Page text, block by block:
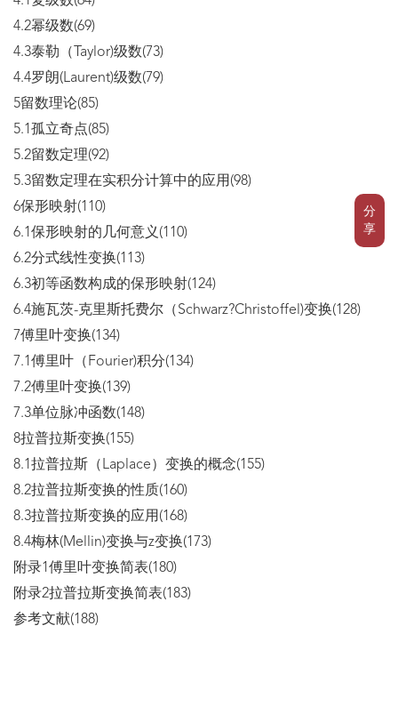
分
享
4.2幂级数(69)
4.3泰勒（Taylor)级数(73)
4.4罗朗(Laurent)级数(79)
5留数理论(85)
5.1孤立奇点(85)
5.2留数定理(92)
5.3留数定理在实积分计算中的应用(98)
6保形映射(110)
6.1保形映射的几何意义(110)
6.2分式线性变换(113)
6.3初等函数构成的保形映射(124)
6.4施瓦茨-克里斯托费尔（Schwarz?Christoffel)变换(128)
7傅里叶变换(134)
7.1傅里叶（Fourier)积分(134)
7.2傅里叶变换(139)
7.3单位脉冲函数(148)
8拉普拉斯变换(155)
8.1拉普拉斯（Laplace）变换的概念(155)
8.2拉普拉斯变换的性质(160)
8.3拉普拉斯变换的应用(168)
8.4梅林(Mellin)变换与z变换(173)
附录1傅里叶变换简表(180)
附录2拉普拉斯变换简表(183)
参考文献(188)